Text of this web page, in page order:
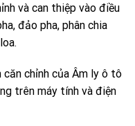
và can thiệp vào điều
đảo pha, phân chia
căn chỉnh của Âm ly ô tô
trên máy tính và điện